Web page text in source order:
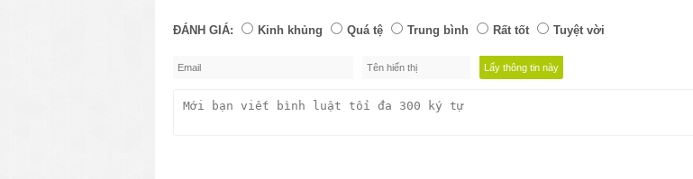
ĐÁNH GIÁ: Kinh khủng Quá tệ Trung bình Rất tốt Tuyệt vời